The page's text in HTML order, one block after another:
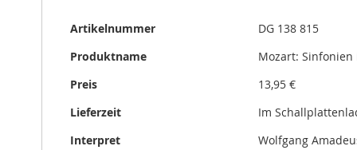
images
gallery
Mehr
Artikelnummer
DG 138 815
Produktname
Mozart: Sinfonien
Preis
13,95 €
Lieferzeit
Im
Interpret
Wolfgang